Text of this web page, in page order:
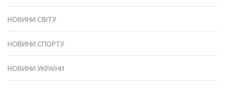
НОВИНИ СВІТУ
НОВИНИ СПОРТУ
НОВИНИ УКРАЇНИ